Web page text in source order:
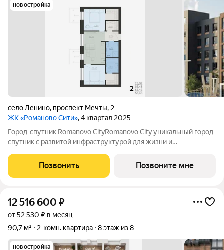
новостройка
село Ленино, проспект Мечты, 2
ЖК «Романово Сити», 4 квартал 2025
Город-спутник Romanovo CityRomanovo City уникальный город-
спутник с развитой инфраструктурой для жизни и
расположен в 8 км от Липецка, общая площадь 100 га.
Перспективная численность населения
Позвонить Позвоните мне
12 516 600 ₽
от 52 530 ₽ в месяц
90,7 м²
2-комн. квартира 8 этаж из 8
новостройка